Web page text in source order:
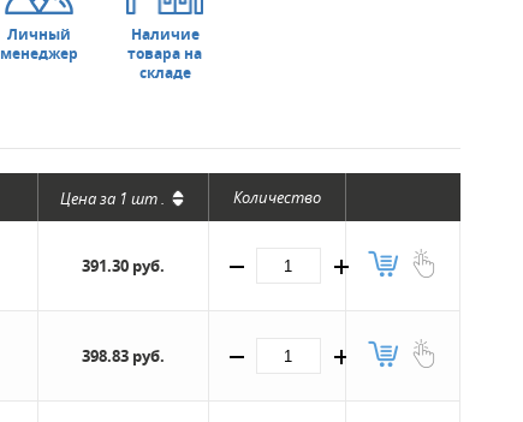
Личный
менеджер
Наличие
товара на
складе
Цена за 1 шт. Количество
391.30 руб.
398.83 руб.